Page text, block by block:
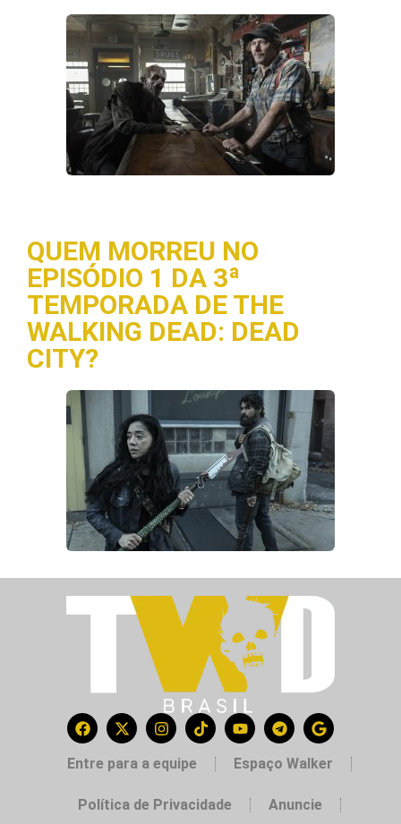
QUEM MORREU NO
EPISÓDIO 1 DA 3ª
TEMPORADA DE THE
WALKING DEAD: DEAD
CITY?
Entre para a equipe Espaço Walker
Política de Privacidade Anuncie